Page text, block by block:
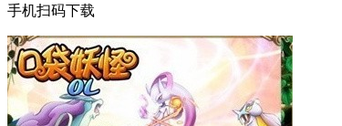
手机扫码下载